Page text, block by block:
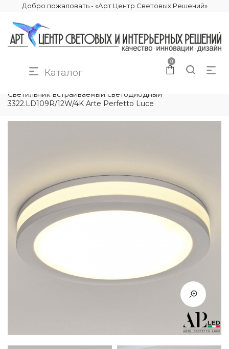
Добро пожаловать - «Арт Центр Световых Решений»
Каталог
0
Светильник встраиваемый светодиодный
3322.LD109R/12W/4K Arte Perfetto Luce